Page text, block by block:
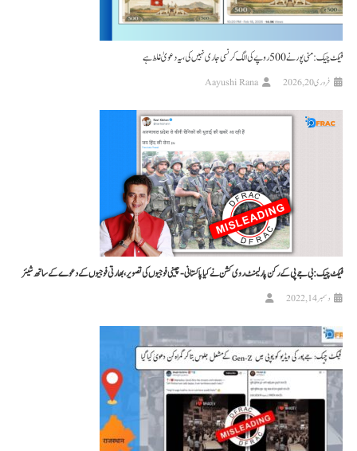
فیکٹ چیک: منی پور نے 500 روپے کی الگ کرنسی جاری نہیں کی، یہ دعویٰ غلط ہے
فروری 20, 2026 Aayushi Rana
فیکٹ چیک: بی جے پی کے رکن پارلیمنٹ روی کشن نے کیا پاکستانی-چینی فوجیوں کی تصویر، بھارتی فوجیوں کے دعوے کے ساتھ شیئر
دسمبر 14, 2022